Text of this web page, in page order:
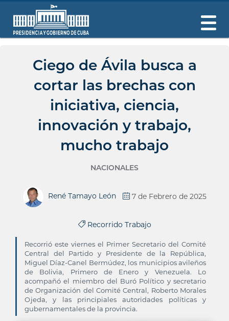
Ciego de Ávila busca a
cortar las brechas con
iniciativa, ciencia,
innovación y trabajo,
mucho trabajo
NACIONALES
René Tamayo León 7 de Febrero de 2025
Recorrido Trabajo
Recorrió este viernes el Primer Secretario del Comité
Central del Partido y Presidente de la República,
Miguel Díaz-Canel Bermúdez, los municipios avileños
de Bolivia, Primero de Enero y Venezuela. Lo
acompañó el miembro del Buró Político y secretario
de Organización del Comité Central, Roberto Morales
Ojeda, y las principiales autoridades políticas y
gubernamentales de la provincia.